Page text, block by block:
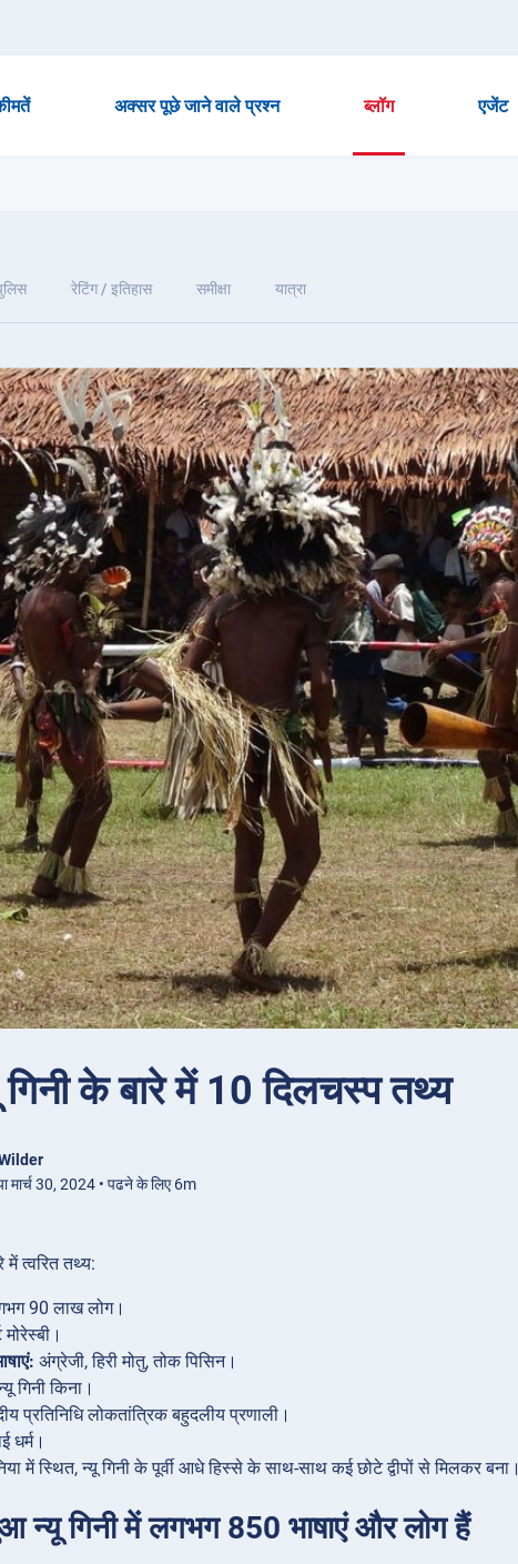
अक्सर पूछे जाने वाले प्रश्न ब्लॉग एजेंट
रेटिंग / इतिहास समीक्षा यात्रा
के बारे में 10 दिलचस्प तथ्य
मार्च 30, 2024 • पढने के लिए 6m
में त्वरित तथ्य:
90 लाख लोग।
मोरेस्बी।
अंग्रेजी, हिरी मोतु, तोक पिसिन।
गिनी किना।
प्रतिनिधि लोकतांत्रिक बहुदलीय प्रणाली।
धर्म।
में स्थित, न्यू गिनी के पूर्वी आधे हिस्से के साथ-साथ कई छोटे द्वीपों से मिलकर बना।
न्यू गिनी में लगभग 850 भाषाएं और लोग हैं